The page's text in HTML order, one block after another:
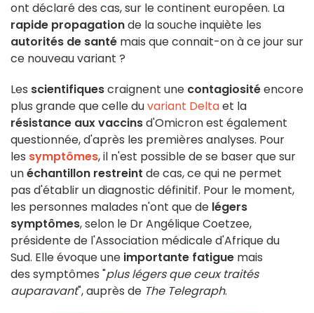
ont déclaré des cas, sur le continent européen. La
rapide propagationde la souche inquiète les
autorités de santé mais que connait-on à ce jour sur
ce nouveau variant ?
Les scientifiquescraignent une contagiositéencore
plus grande que celle duvariant Deltaet la
résistance aux vaccinsd'Omicron est également
questionnée, d'après les premières analyses. Pour
les symptômes, il n'est possible de se baser que sur
unéchantillon restreint de cas, ce qui ne permet
pas d'établir un diagnostic définitif. Pour le moment,
les personnes malades n'ont que de légers
symptômes, selon le Dr Angélique Coetzee,
présidente de l'Association médicale d'Afrique du
Sud. Elle évoque une importante fatigue mais
des symptômes "plus légers que ceux traités
auparavant", auprès de The Telegraph.